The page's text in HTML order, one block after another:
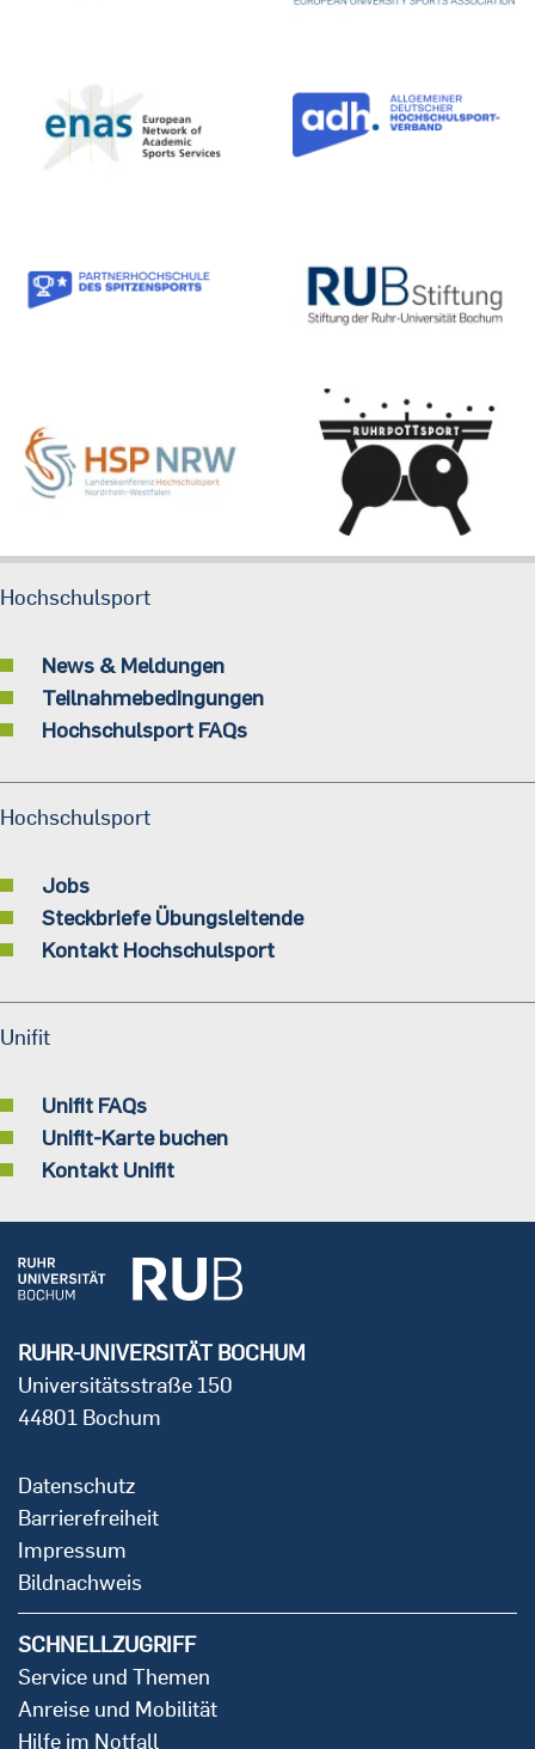
Hochschulsport
News & Meldungen
Teilnahmebedingungen
Hochschulsport FAQs
Hochschulsport
Jobs
Steckbriefe Übungsleitende
Kontakt Hochschulsport
Unifit
Unifit FAQs
Unifit-Karte buchen
Kontakt Unifit
RUHR-UNIVERSITÄT BOCHUM
Universitätsstraße 150
44801 Bochum
Datenschutz
Barrierefreiheit
Impressum
Bildnachweis
SCHNELLZUGRIFF
Service und Themen
Anreise und Mobilität
Hilfe im Notfall